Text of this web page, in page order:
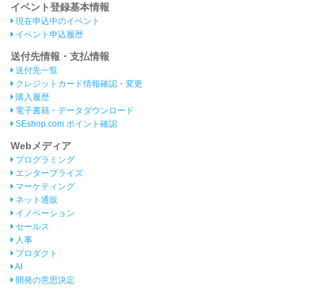
イベント登録基本情報
現在申込中のイベント
イベント申込履歴
送付先情報・支払情報
送付先一覧
クレジットカード情報確認・変更
購入履歴
電子書籍・データダウンロード
SEshop.com ポイント確認
Webメディア
プログラミング
エンタープライズ
マーケティング
ネット通販
イノベーション
セールス
人事
プロダクト
AI
開発の意思決定